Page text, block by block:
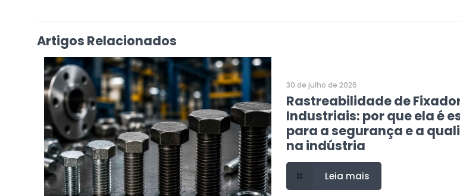
Artigos Relacionados
30 de julho de 2026
Rastreabilidade de
Industriais: por que ela é
para a segurança e a
na indústria
Leia mais